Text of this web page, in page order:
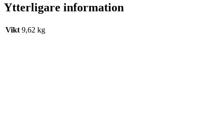
Ytterligare information
Vikt 9,62 kg